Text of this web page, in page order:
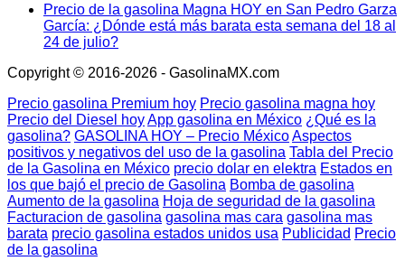
Precio de la gasolina Magna HOY en San Pedro Garza
García: ¿Dónde está más barata esta semana del 18 al
24 de julio?
Copyright © 2016-2026 - GasolinaMX.com
Precio gasolina Premium hoy Precio gasolina magna hoy
Precio del Diesel hoyApp gasolina en México ¿Qué es la
gasolina? GASOLINA HOY – Precio MéxicoAspectos
positivos y negativos del uso de la gasolina Tabla del Precio
de la Gasolina en México precio dolar en elektra Estados en
los que bajó el precio de Gasolina Bomba de gasolina
Aumento de la gasolina Hoja de seguridad de la gasolina
Facturacion de gasolina gasolina mas cara gasolina mas
barata precio gasolina estados unidos usa Publicidad Precio
de la gasolina